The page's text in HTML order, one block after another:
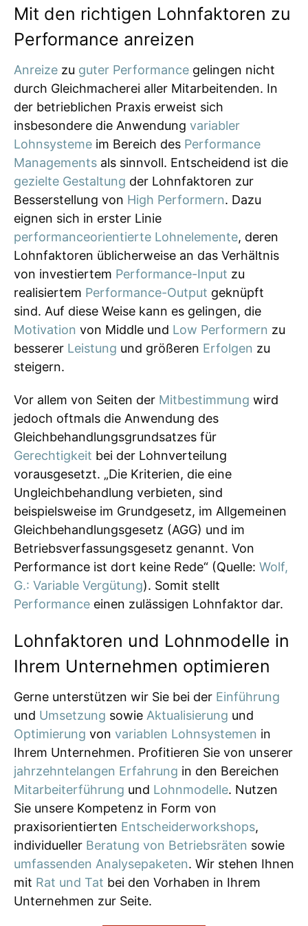
Mit den richtigen Lohnfaktoren zu
Performance anreizen
Anreize zu guter Performance gelingen nicht
durch Gleichmacherei aller Mitarbeitenden. In
der betrieblichen Praxis erweist sich
insbesondere die Anwendung variabler
Lohnsysteme im Bereich des Performance
Managements als sinnvoll. Entscheidend ist die
gezielte Gestaltung der Lohnfaktoren zur
Besserstellung von High Performern. Dazu
eignen sich in erster Linie
performanceorientierte Lohnelemente, deren
Lohnfaktoren üblicherweise an das Verhältnis
von investiertem Performance-Input zu
realisiertem Performance-Output geknüpft
sind. Auf diese Weise kann es gelingen, die
Motivation von Middle und Low Performern zu
besserer Leistung und größeren Erfolgen zu
steigern.
Vor allem von Seiten der Mitbestimmung wird
jedoch oftmals die Anwendung des
Gleichbehandlungsgrundsatzes für
Gerechtigkeit bei der Lohnverteilung
vorausgesetzt. „Die Kriterien, die eine
Ungleichbehandlung verbieten, sind
beispielsweise im Grundgesetz, im Allgemeinen
Gleichbehandlungsgesetz (AGG) und im
Betriebsverfassungsgesetz genannt. Von
Performance ist dort keine Rede“ (Quelle: Wolf,
G.: Variable Vergütung). Somit stellt
Performance einen zulässigen Lohnfaktor dar.
Lohnfaktoren und Lohnmodelle in
Ihrem Unternehmen optimieren
Gerne unterstützen wir Sie bei der Einführung
und Umsetzung sowie Aktualisierung und
Optimierung von variablen Lohnsystemen in
Ihrem Unternehmen. Profitieren Sie von unserer
jahrzehntelangen Erfahrung in den Bereichen
Mitarbeiterführung und Lohnmodelle. Nutzen
Sie unsere Kompetenz in Form von
praxisorientierten Entscheiderworkshops,
individueller Beratung von Betriebsräten sowie
umfassenden Analysepaketen. Wir stehen Ihnen
mit Rat und Tat bei den Vorhaben in Ihrem
Unternehmen zur Seite.